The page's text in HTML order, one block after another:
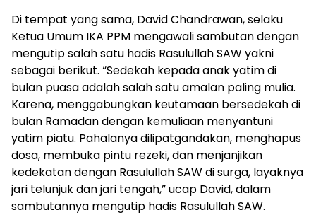
Di tempat yang sama, David Chandrawan, selaku
Ketua Umum IKA PPM mengawali sambutan dengan
mengutip salah satu hadis Rasulullah SAW yakni
sebagai berikut. “Sedekah kepada anak yatim di
bulan puasa adalah salah satu amalan paling mulia.
Karena, menggabungkan keutamaan bersedekah di
bulan Ramadan dengan kemuliaan menyantuni
yatim piatu. Pahalanya dilipatgandakan, menghapus
dosa, membuka pintu rezeki, dan menjanjikan
kedekatan dengan Rasulullah SAW di surga, layaknya
jari telunjuk dan jari tengah,” ucap David, dalam
sambutannya mengutip hadis Rasulullah SAW.